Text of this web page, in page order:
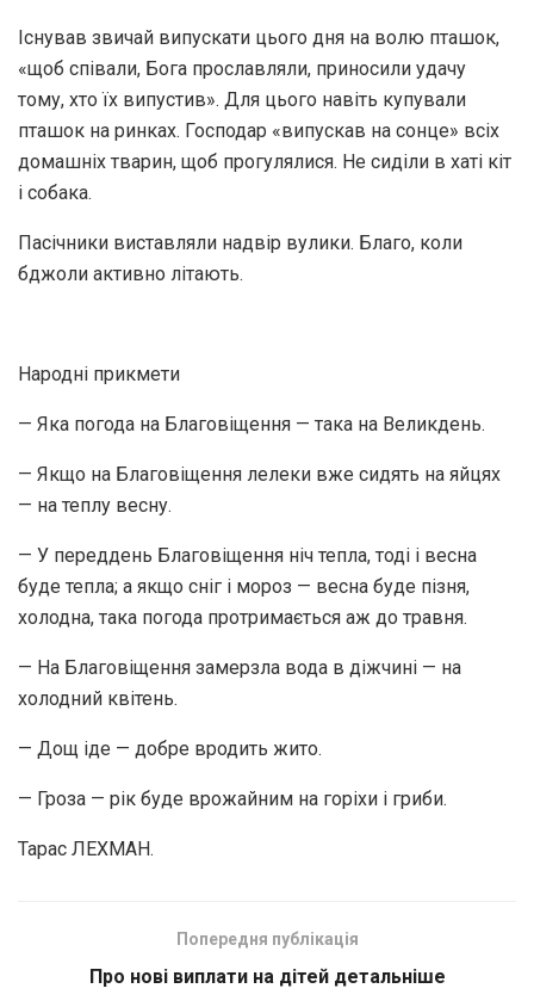
Існував звичай випускати цього дня на волю пташок,
«щоб співали, Бога прославляли, приносили удачу
тому, хто їх випустив». Для цього навіть купували
пташок на ринках. Господар «випускав на сонце» всіх
домашніх тварин, щоб прогулялися. Не сиділи в хаті кіт
і собака.
Пасічники виставляли надвір вулики. Благо, коли
бджоли активно літають.
Народні прикмети
— Яка погода на Благовіщення — така на Великдень.
— Якщо на Благовіщення лелеки вже сидять на яйцях
— на теплу весну.
— У переддень Благовіщення ніч тепла, тоді і весна
буде тепла; а якщо сніг і мороз — весна буде пізня,
холодна, така погода протримається аж до травня.
— На Благовіщення замерзла вода в діжчині — на
холодний квітень.
— Дощ іде — добре вродить жито.
— Гроза — рік буде врожайним на горіхи і гриби.
Тарас ЛЕХМАН.
Попередня публікація
Про нові виплати на дітей детальніше